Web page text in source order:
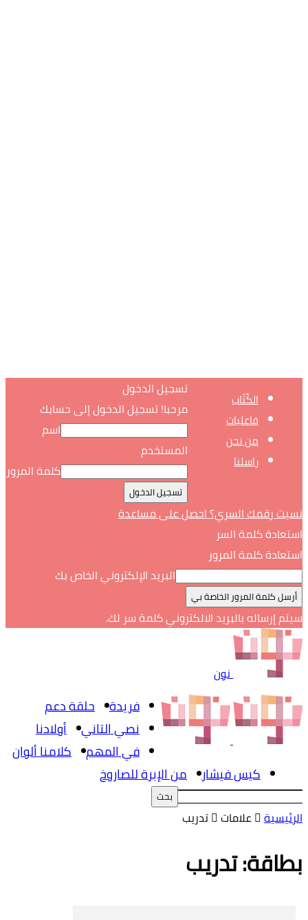
الكُتّاب
فاعليات
من نحن
راسلنا
تسجيل الدخول
مرحبا! تسجيل الدخول إلى حسابك
اسم
المستخدم
كلمة المرور
نسيت رقمك السري؟ احصل على مساعدة
استعادة كلمة السر
استعادة كلمة المرور
البريد الإلكتروني الخاص بك
سيتم إرساله بالبريد الالكتروني كلمة سر لك.
نون
فريدة
حلقة دعم
نصي التاني
أولادنا
في المهم
كلامنا ألوان
كيس فيشار
من الإبرة للصاروخ
الرئيسية علامات تدريب
بطاقة: تدريب